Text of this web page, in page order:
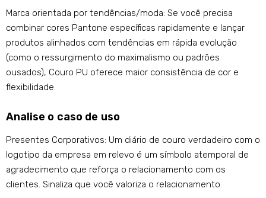
Marca orientada por tendências/moda: Se você precisa
combinar cores Pantone específicas rapidamente e lançar
produtos alinhados com tendências em rápida evolução
(como o ressurgimento do maximalismo ou padrões
ousados), Couro PU oferece maior consistência de cor e
flexibilidade.
Analise o caso de uso
Presentes Corporativos: Um diário de couro verdadeiro com o
logotipo da empresa em relevo é um símbolo atemporal de
agradecimento que reforça o relacionamento com os
clientes. Sinaliza que você valoriza o relacionamento.